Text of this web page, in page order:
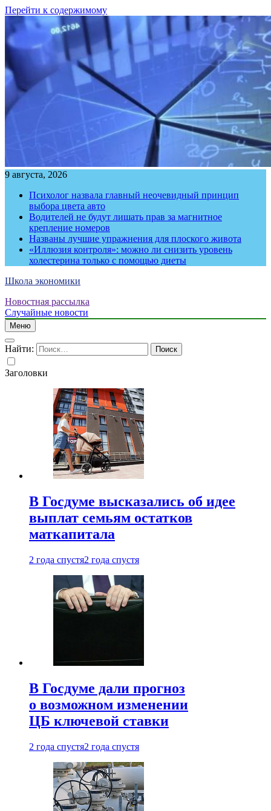
Перейти к содержимому
9 августа, 2026
Психолог назвала главный неочевидный принцип
выбора цвета авто
Водителей не будут лишать прав за магнитное
крепление номеров
Названы лучшие упражнения для плоского живота
«Иллюзия контроля»: можно ли снизить уровень
холестерина только с помощью диеты
Школа экономики
Новостная рассылка
Случайные новости
Меню
Найти:
Заголовки
В Госдуме высказались об идее
выплат семьям остатков
маткапитала
2 года спустя2 года спустя
В Госдуме дали прогноз
о возможном изменении
ЦБ ключевой ставки
2 года спустя2 года спустя